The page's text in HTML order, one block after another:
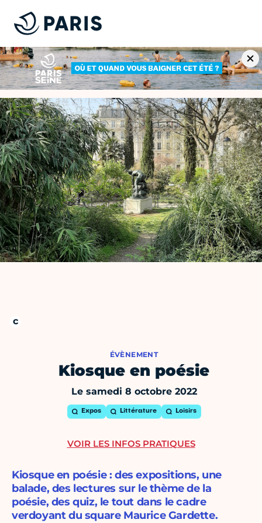
ÉVÈNEMENT
Kiosque en poésie
Le samedi 8 octobre 2022
Expos Littérature Loisirs
Kiosque en poésie : des expositions, une
balade, des lectures sur le thème de la
poésie, des quiz, le tout dans le cadre
verdoyant du square Maurice Gardette.
VOIR LES INFOS PRATIQUES